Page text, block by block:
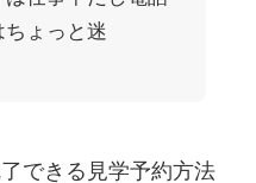
ょっと迷
できる見学予約方法